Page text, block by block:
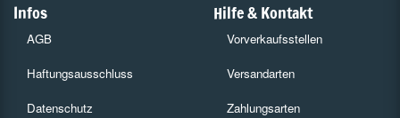
Infos
AGB
Haftungsausschluss
Datenschutz
Hilfe & Kontakt
Vorverkaufsstellen
Versandarten
Zahlungsarten